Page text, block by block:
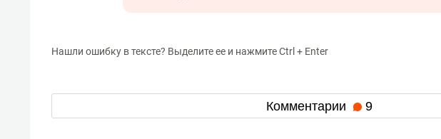
Нашли ошибку в тексте? Выделите ее и нажмите Ctrl + Enter
Комментарии 9